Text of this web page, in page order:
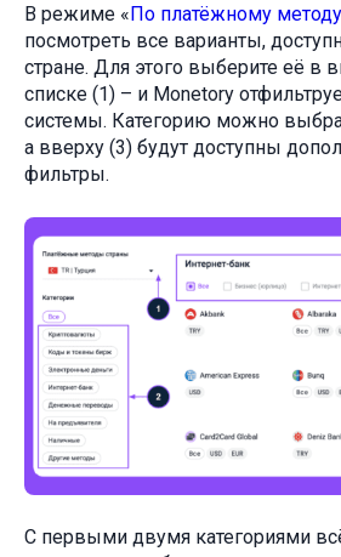
В режиме «По платёжному методу
посмотреть все варианты,
стране. Для этого выберите её
списке (1) – и Monetory
системы. Категорию можно
а вверху (3) будут доступны
фильтры.
С первыми двумя категориями